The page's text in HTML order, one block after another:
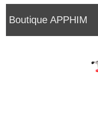
Boutique APPHIM